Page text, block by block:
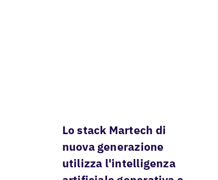
Lo stack Martech di
nuova generazione
utilizza l'intelligenza